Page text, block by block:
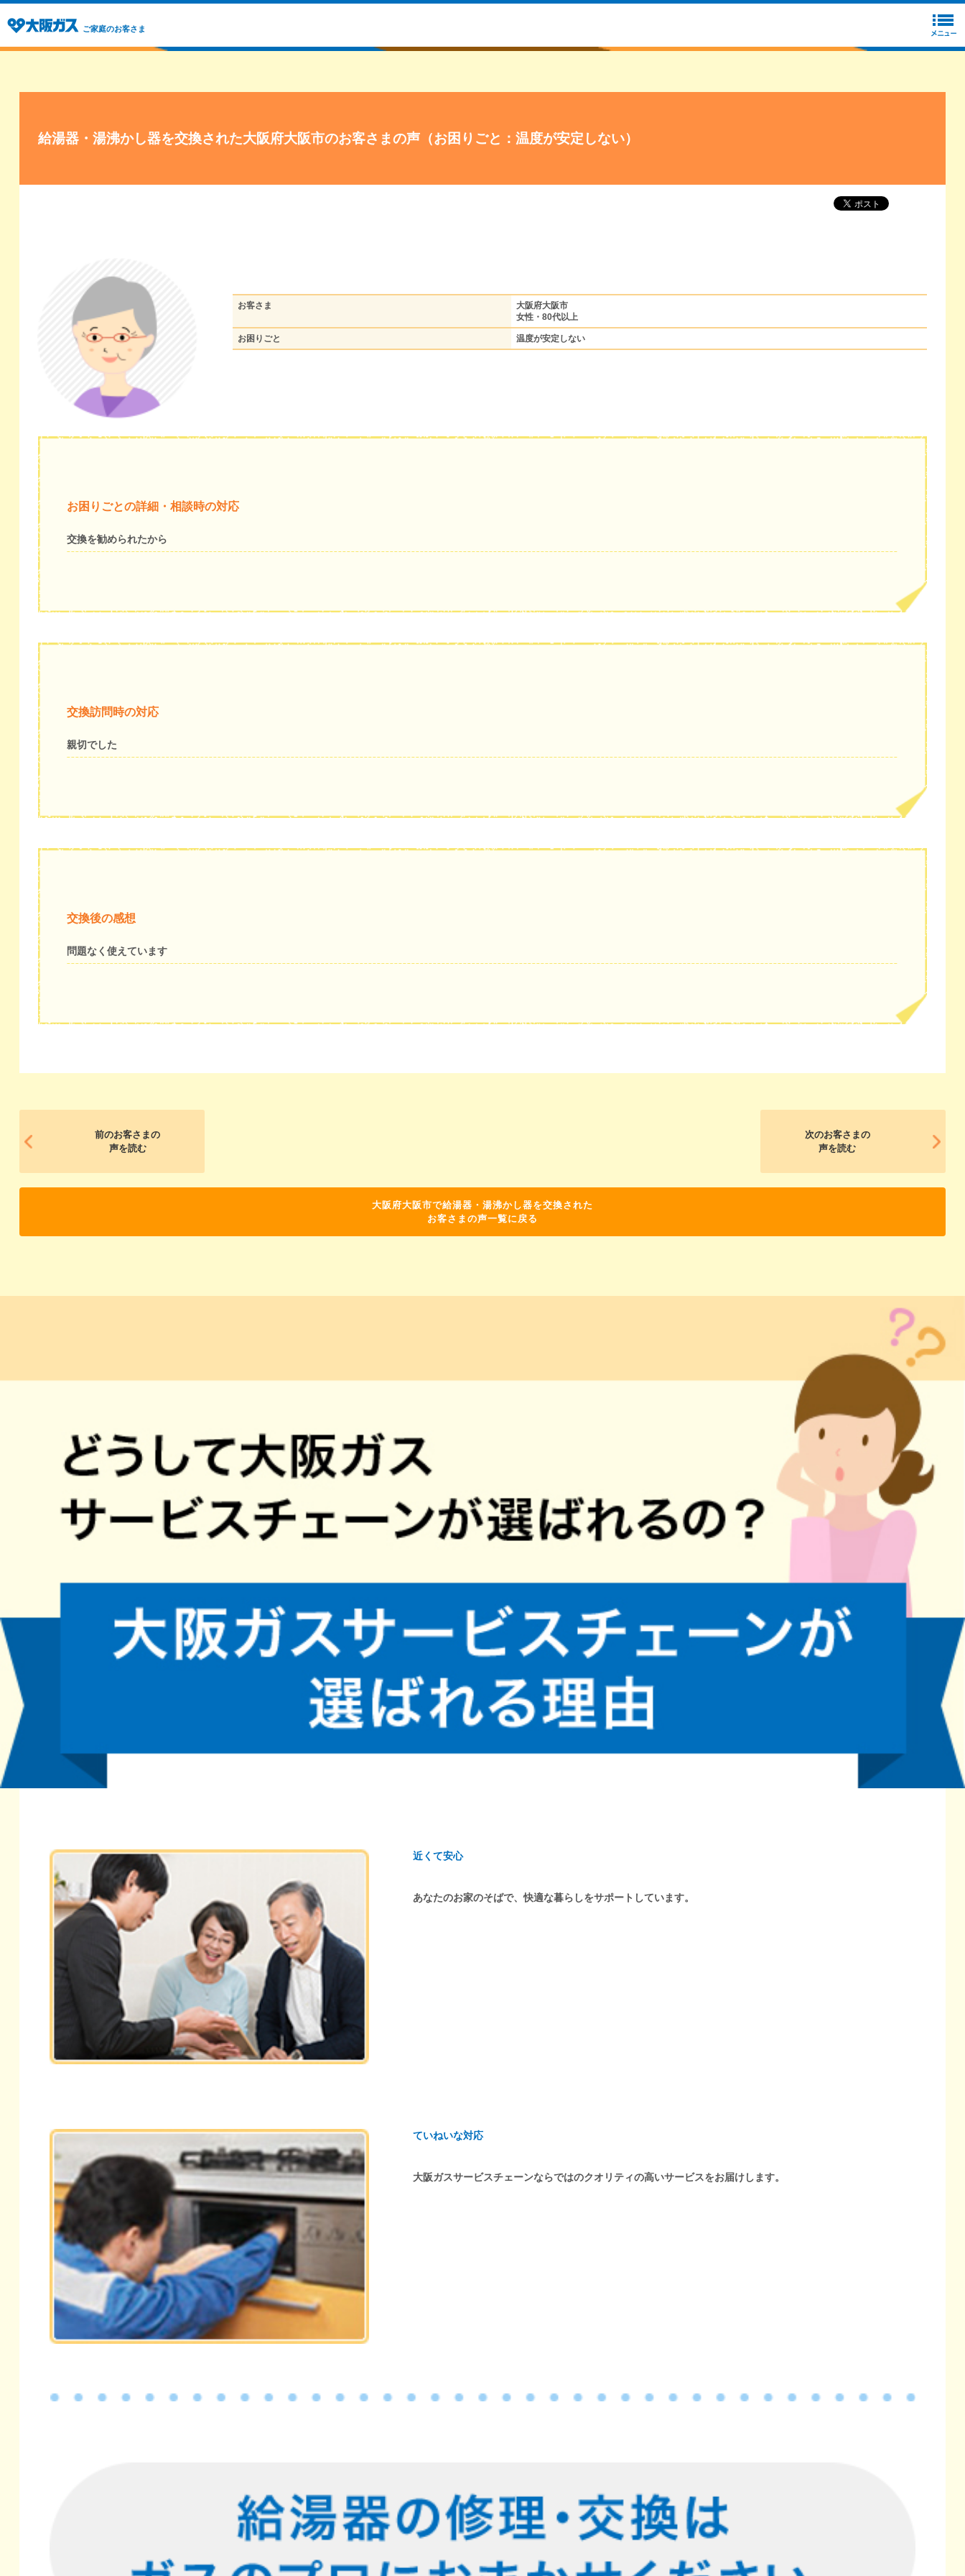
ご家庭のお客さま
給湯器・湯沸かし器を交換された大阪府大阪市のお客さまの声（お困りごと：温度が安定しない）
お客さま
大阪府大阪市
女性・80代以上
お困りごと 温度が安定しない
お困りごとの詳細・相談時の対応
交換を勧められたから
交換訪問時の対応
親切でした
交換後の感想
問題なく使えています
前のお客さまの
声を読む
次のお客さまの
声を読む
大阪府大阪市で給湯器・湯沸かし器を交換された
お客さまの声一覧に戻る
近くて安心
あなたのお家のそばで、快適な暮らしをサポートしています。
ていねいな対応
大阪ガスサービスチェーンならではのクオリティの高いサービスをお届けします。